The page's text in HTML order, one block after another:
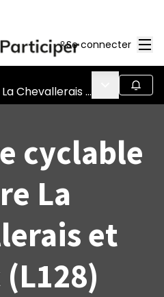
Se connecter
et Héric (L128)
Menu
cyclable
La
et